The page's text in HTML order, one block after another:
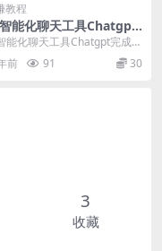
教程
能化聊天工具Chatgpt
客写作，只需点击鼠
单净赚5到15美元
能化聊天工具Chatgpt完成博
，只需点击鼠标，每单净赚5
...
前 91 30
3
收藏